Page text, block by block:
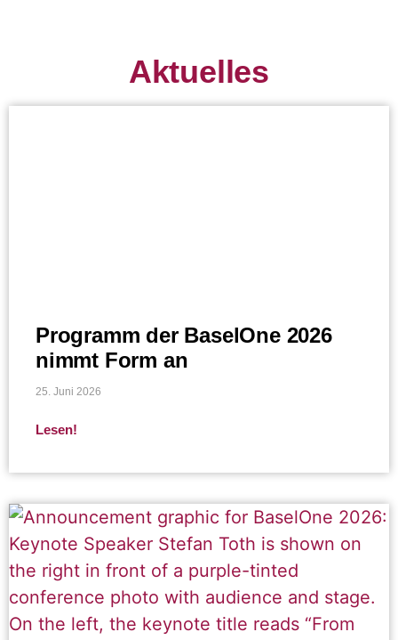
Aktuelles
Programm der BaselOne 2026
nimmt Form an
25. Juni 2026
Lesen!